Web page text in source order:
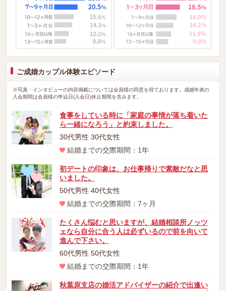
ご成婚カップル体験エピソード
※写真・インタビューの内容掲載については会員様の同意を得ております。成婚年表の
入会期間は会員様の申込日(入会日)休止期間を含みます。
食事をしている時に「家庭の事情が落ち着いた
ら一緒になろう」と約束しました。
30代男性 30代女性
結婚までの交際期間：1年
初デートの印象は、お仕事帰りで素敵だなと思
いました。
50代男性 40代女性
結婚までの交際期間：7ヶ月
たくさん悩むと思いますが、結婚相談所ノッツ
ェなら自分に合う人は必ずいるので前を向いて
進んで下さい。
60代男性 50代女性
結婚までの交際期間：1年
秋葉原支店の婚活アドバイザーの紹介で出逢い